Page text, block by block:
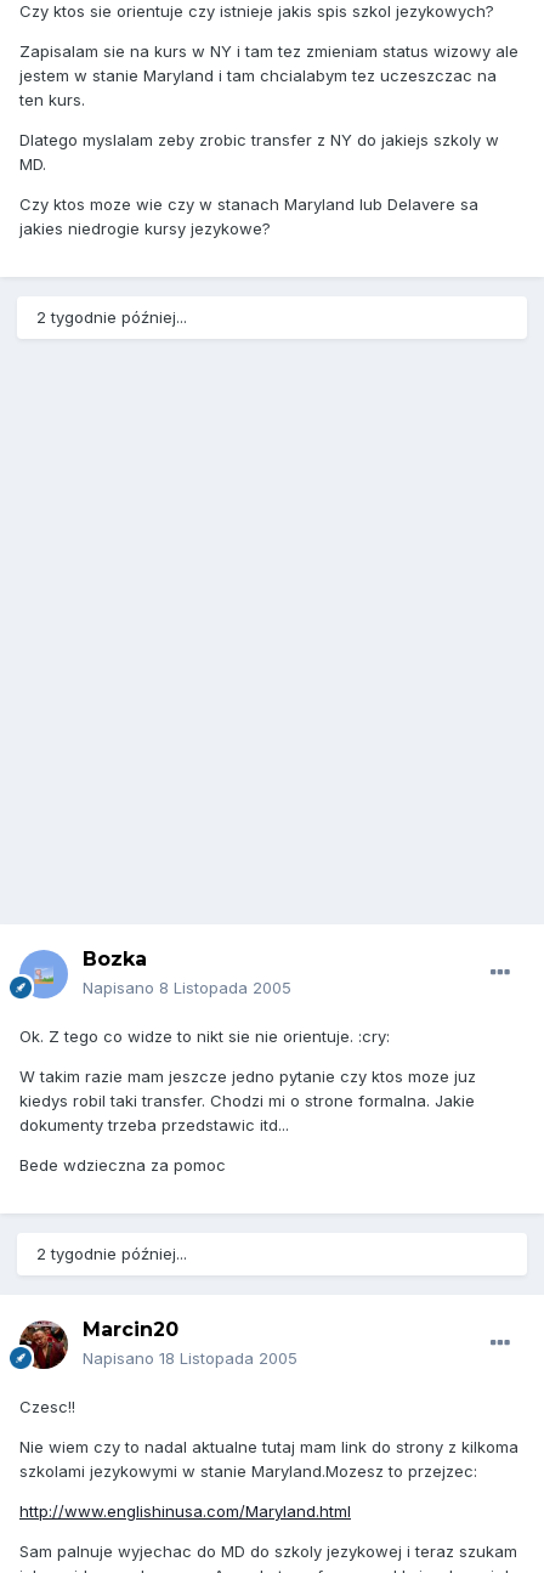
Czy ktos sie orientuje czy istnieje jakis spis szkol jezykowych?
Zapisalam sie na kurs w NY i tam tez zmieniam status wizowy ale
jestem w stanie Maryland i tam chcialabym tez uczeszczac na
ten kurs.
Dlatego myslalam zeby zrobic transfer z NY do jakiejs szkoly w
MD.
Czy ktos moze wie czy w stanach Maryland lub Delavere sa
jakies niedrogie kursy jezykowe?
2 tygodnie później...
Bozka
Napisano 8 Listopada 2005
Ok. Z tego co widze to nikt sie nie orientuje. :cry:
W takim razie mam jeszcze jedno pytanie czy ktos moze juz
kiedys robil taki transfer. Chodzi mi o strone formalna. Jakie
dokumenty trzeba przedstawic itd...
Bede wdzieczna za pomoc
2 tygodnie później...
Marcin20
Napisano 18 Listopada 2005
Czesc!!
Nie wiem czy to nadal aktualne tutaj mam link do strony z kilkoma
szkolami jezykowymi w stanie Maryland.Mozesz to przejzec:
http://www.englishinusa.com/Maryland.html
Sam palnuje wyjechac do MD do szkoly jezykowej i teraz szukam